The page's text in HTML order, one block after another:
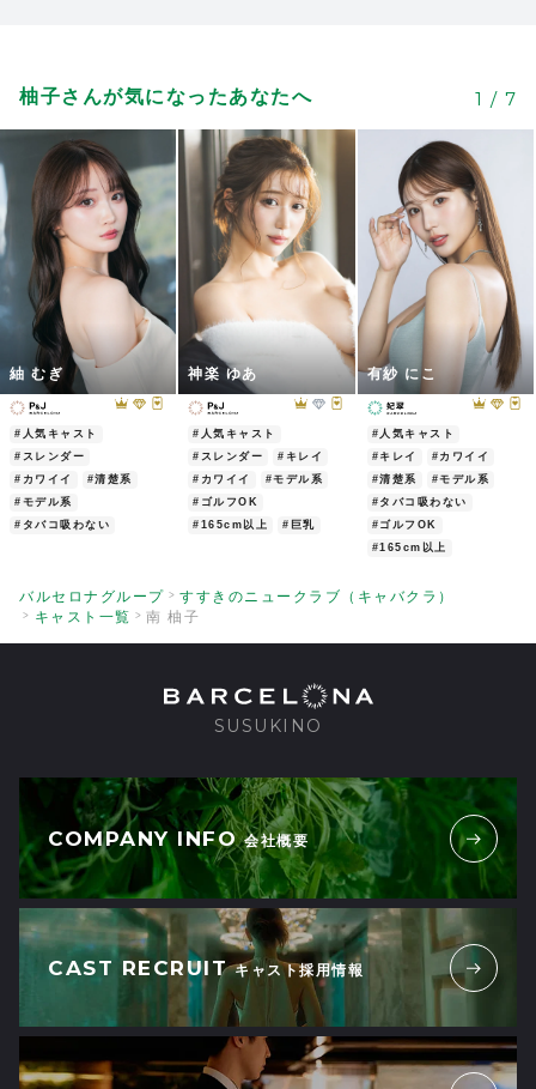
2022/12/22 | ID:oY15RByVDX
可愛い可愛い可愛い可愛い可愛い可愛い可
愛い可愛い可愛い可愛い可愛い可愛い可愛
い可愛い可愛い可愛い可愛い可愛い可愛い
可愛い可愛い可愛い可愛い可愛い可愛い酒
乱可愛い可愛い可愛い可愛い可愛い可愛い
31
2022/12/21 | ID:kZpTyWeXhK
まだお会いした事はありませんが
心身共に素敵な方とお見受けします。
31
2023/02/20 | ID:H5UKTptv8Q
銀座の菜々江ママのご紹介で今週金曜日、
土曜日とお邪魔します！楽しみにしてま
す！
2022/12/22 | ID:krJFan3hYT
ゆずさん素敵
一回指名させていただきました。いろいろ
とうございました。またお伺いさせていた
2022/12/25| ID:FYXoEHW1DZ
めちゃくちゃかわいい…！
27
2023/08/03 | ID:Xty7gY2YtZ
1番の頑張りやさん！可愛いだけじゃなく
て賢いですよ。また伺わせてください。
26
2022/12/22| ID:Dmopn9H6lH
出逢った瞬間から、ゆずさんに恋をしてい
ます。弾ける笑顔と笑い声のトリコです。
これからも、楽しませてくださいね！
柚子さんが気になったあなたへ 1 / 7
紬 むぎ
#人気キャスト
#スレンダー
#カワイイ
#清楚系
#モデル系
#タバコ吸わない
神楽 ゆあ
#人気キャスト
#スレンダー
#キレイ
#カワイイ
#モデル系
#ゴルフOK
#165cm以上
#巨乳
有紗 にこ
#人気キャスト
#キレイ
#カワイイ
#清楚系
#モデル系
#タバコ吸わない
#ゴルフOK
#165cm以上
バルセロナグループ
すすきのニュークラブ（キャバクラ）
キャスト一覧
南 柚子
SUSUKINO
COMPANY INFO 会社概要
CAST RECRUIT キャスト採用情報